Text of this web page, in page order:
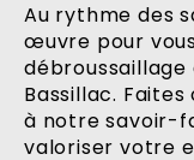
Au rythme des
œuvre pour
Bassillac.
à notre savoir-
valoriser votre